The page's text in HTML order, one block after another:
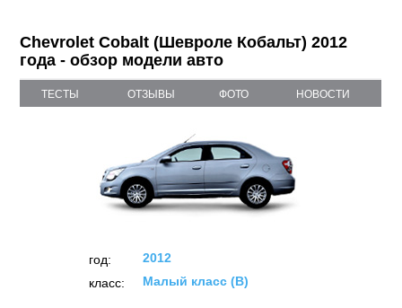
Chevrolet Cobalt (Шевроле Кобальт) 2012
года - обзор модели авто
ТЕСТЫ ОТЗЫВЫ ФОТО НОВОСТИ
год:
2012
класс:
Малый класс (B)